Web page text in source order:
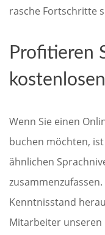
rasche Fortschritte
Profitieren
Wenn Sie einen
buchen möchten,
ähnlichen
Kenntnisstand
Mitarbeiter unseren